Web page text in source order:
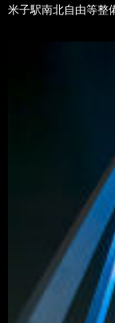
米子駅南北自由等整